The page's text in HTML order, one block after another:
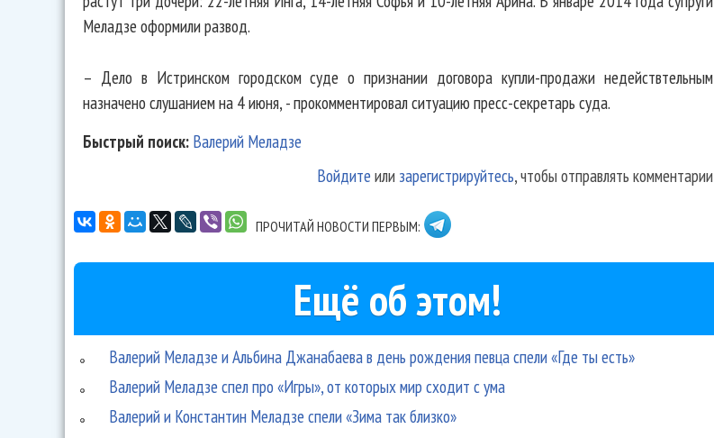
Меладзе оформили развод.
– Дело в Истринском городском суде о признании договора купли-продажи недействтельным
назначено слушанием на 4 июня, - прокомментировал ситуацию пресс-секретарь суда.
Быстрый поиск: Валерий Меладзе
Войдите или зарегистрируйтесь, чтобы отправлять комментарии
ПРОЧИТАЙ НОВОСТИ ПЕРВЫМ:
Ещё об этом!
Валерий Меладзе и Альбина Джанабаева в день рождения певца спели «Где ты есть»
Валерий Меладзе спел про «Игры», от которых мир сходит с ума
Валерий и Константин Меладзе спели «Зима так близко»